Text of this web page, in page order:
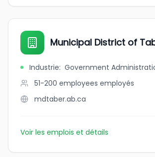
Municipal District of
Industrie: Government
51-200 employees employés
mdtaber.ab.ca
Voir les emplois et détails